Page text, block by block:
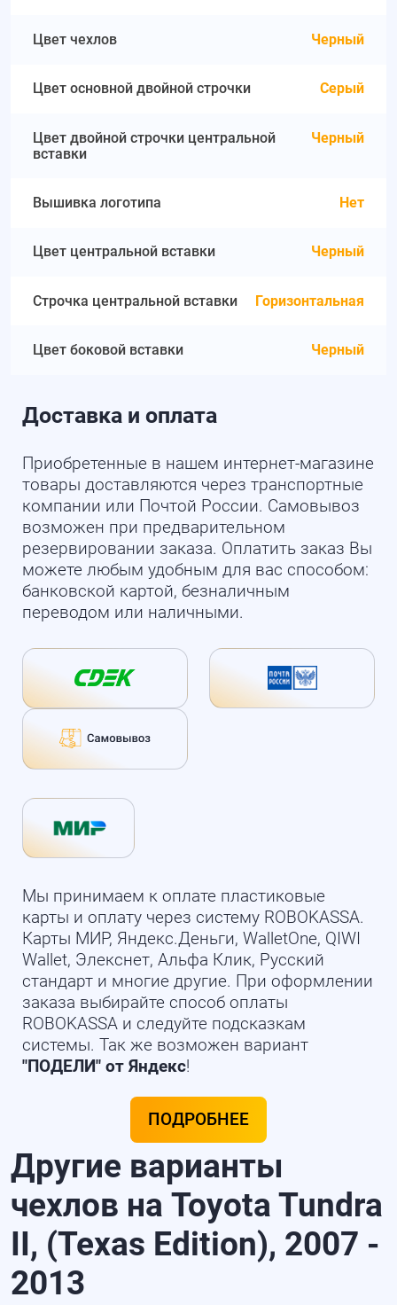
Цвет чехлов Черный
Цвет основной двойной строчки Серый
Цвет двойной строчки центральной
вставки
Черный
Вышивка логотипа Нет
Цвет центральной вставки Черный
Строчка центральной вставки Горизонтальная
Цвет боковой вставки Черный
Доставка и оплата
Приобретенные в нашем интернет-магазине
товары доставляются через транспортные
компании или Почтой России. Самовывоз
возможен при предварительном
резервировании заказа. Оплатить заказ Вы
можете любым удобным для вас способом:
банковской картой, безналичным
переводом или наличными.
Мы принимаем к оплате пластиковые
карты и оплату через систему ROBOKASSA.
Карты МИР, Яндекс.Деньги, WalletOne, QIWI
Wallet, Элекснет, Альфа Клик, Русский
стандарт и многие другие. При оформлении
заказа выбирайте способ оплаты
ROBOKASSA и следуйте подсказкам
системы. Так же возможен вариант
"ПОДЕЛИ" от Яндекс!
ПОДРОБНЕЕ
Другие варианты
чехлов на Toyota Tundra
II, (Texas Edition), 2007 -
2013